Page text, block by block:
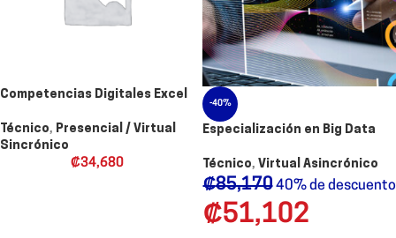
Competencias Digitales Excel
Técnico, Presencial / Virtual
Sincrónico
₡34,680
-40%
Especialización en Big Data
Técnico, Virtual Asincrónico
₡85,170 40% de descuento
₡51,102